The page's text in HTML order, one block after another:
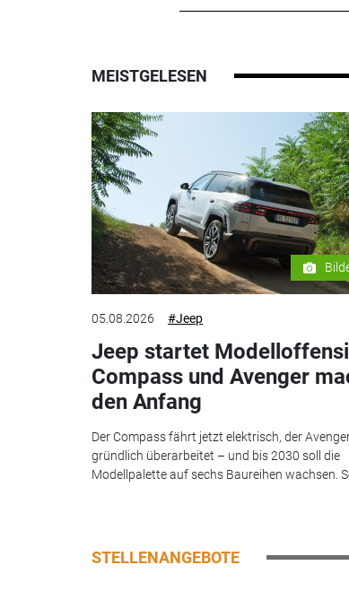
MEISTGELESEN
05.08.2026 #Jeep
Jeep startet
Compass und Avenger
den Anfang
Der Compass fährt jetzt elektrisch, der
gründlich überarbeitet – und bis 2030 soll die
Modellpalette auf sechs Baureihen wachsen.
STELLENANGEBOTE